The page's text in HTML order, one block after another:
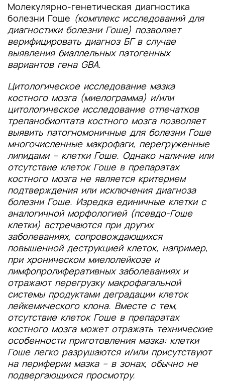
Молекулярно-генетическая диагностика
болезни Гоше (комплекс исследований для
диагностики болезни Гоше) позволяет
верифицировать диагноз БГ в случае
выявления биаллельных патогенных
вариантов гена GBA.
Цитологическое исследование мазка
костного мозга (миелограмма) и/или
цитологическое исследование отпечатков
трепанобиоптата костного мозга позволяет
выявить патогномоничные для болезни Гоше
многочисленные макрофаги, перегруженные
липидами – клетки Гоше. Однако наличие или
отсутствие клеток Гоше в препаратах
костного мозга не является критерием
подтверждения или исключения диагноза
болезни Гоше. Изредка единичные клетки с
аналогичной морфологией (псевдо-Гоше
клетки) встречаются при других
заболеваниях, сопровождающихся
повышенной деструкцией клеток, например,
при хроническом миелолейкозе и
лимфопролиферативных заболеваниях и
отражают перегрузку макрофагальной
системы продуктами деградации клеток
лейкемического клона. Вместе с тем,
отсутствие клеток Гоше в препаратах
костного мозга может отражать технические
особенности приготовления мазка: клетки
Гоше легко разрушаются и/или присутствуют
на периферии мазка – в зонах, обычно не
подвергающихся просмотру.